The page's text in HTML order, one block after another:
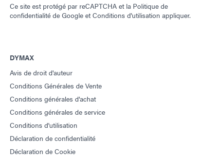
Ce site est protégé par reCAPTCHA et la Politique de
confidentialité de Google etConditions d'utilisation appliquer.
DYMAX
Avis de droit d'auteur
Conditions Générales de Vente
Conditions générales d'achat
Conditions générales de service
Conditions d'utilisation
Déclaration de confidentialité
Déclaration de Cookie